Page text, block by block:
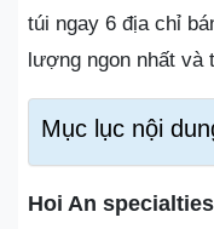
túi ngay 6 địa chỉ
lượng ngon nhất và
Mục lục nội
Hoi An